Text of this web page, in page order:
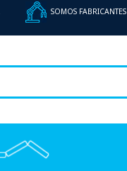
SOMOS FABRICANTES